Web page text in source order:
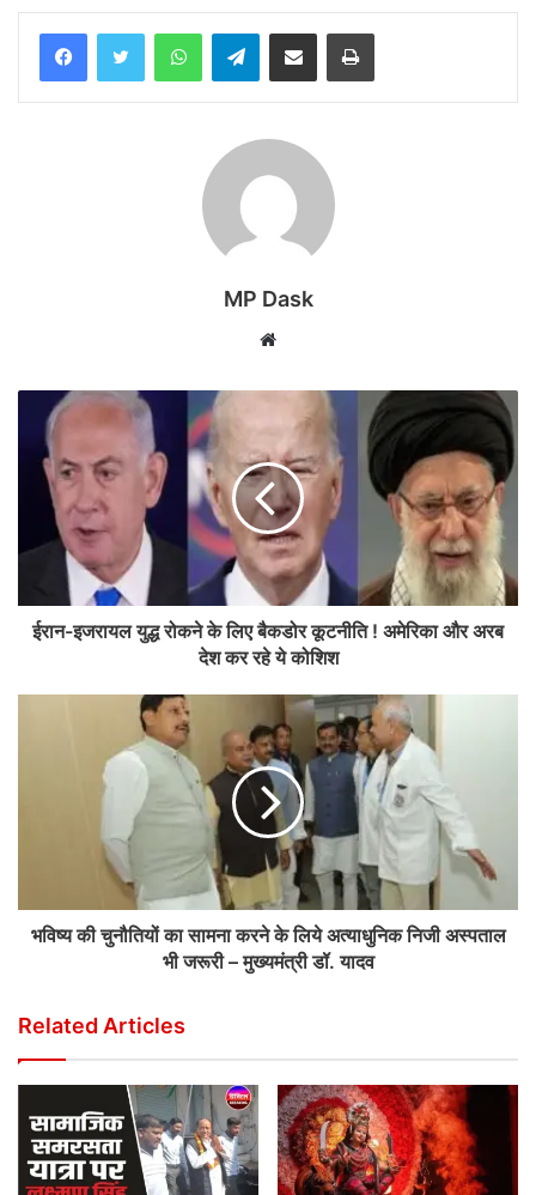
WhatsAppTelegramShare via Email Print
MP Dask
Website
ईरान-इजरायल युद्ध रोकने के लिए बैकडोर कूटनीति ! अमेरिका और अरब
देश कर रहे ये कोशिश
भविष्य की चुनौतियों का सामना करने के लिये अत्याधुनिक निजी अस्पताल
भी जरूरी – मुख्यमंत्री डॉ. यादव
Related Articles